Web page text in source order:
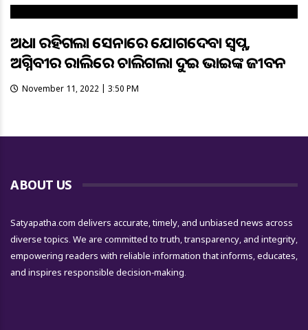
ଅଧା ରହିଗଲା ସେନାରେ ଯୋଗଦେବା ସ୍ୱପ୍ନ,
ଅଗ୍ନିବୀର ରାଲିରେ ଚାଲିଗଲା ଦୁଇ ଭାଇଙ୍କ ଜୀବନ
November 11, 2022 | 3:50 PM
ABOUT US
Satyapatha.com delivers accurate, timely, and unbiased news across
diverse topics. We are committed to truth, transparency, and integrity,
empowering readers with reliable information that informs, educates,
and inspires responsible decision-making.